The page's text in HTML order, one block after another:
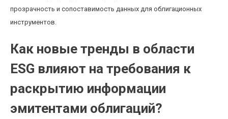
прозрачность и сопоставимость данных для облигационных
инструментов.
Как новые тренды в области
ESG влияют на требования к
раскрытию информации
эмитентами облигаций?